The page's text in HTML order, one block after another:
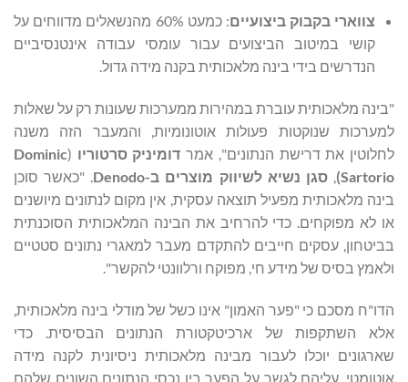
צווארי בקבוק ביצועיים
: כמעט 60% מהנשאלים מדווחים על
קושי במיטוב הביצועים עבור עומסי עבודה אינטנסיביים
הנדרשים בידי בינה מלאכותית בקנה מידה גדול.
"בינה מלאכותית עוברת במהירות ממערכות שעונות רק על שאלות
למערכות שנוקטות פעולות אוטונומיות, והמעבר הזה משנה
לחלוטין את דרישת הנתונים", אמר דומיניק סרטוריו (
Dominic
Sartorio
)
,סגן נשיא לשיווק מוצרים ב-Denodo. "כאשר סוכן
בינה מלאכותית מפעיל תוצאה עסקית, אין מקום לנתונים מיושנים
או לא מפוקחים. כדי להרחיב את הבינה המלאכותית הסוכנתית
בביטחון, עסקים חייבים להתקדם מעבר למאגרי נתונים סטטיים
ולאמץ בסיס של מידע חי, מפוקח ורלוונטי להקשר".
הדו"ח מסכם כי "פער האמון" אינו כשל של מודלי בינה מלאכותית,
אלא השתקפות של ארכיטקטורת הנתונים הבסיסית. כדי
שארגונים יוכלו לעבור מבינה מלאכותית ניסיונית לקנה מידה
אוטומטי, עליהם לגשר על הפער בין נכסי הנתונים השונים שלהם